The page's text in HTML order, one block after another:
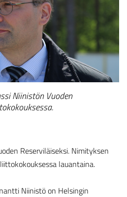
Niinistön Vuoden
Reserviläiseksi. Nimityksen
lauantaina.
Niinistö on Helsingin